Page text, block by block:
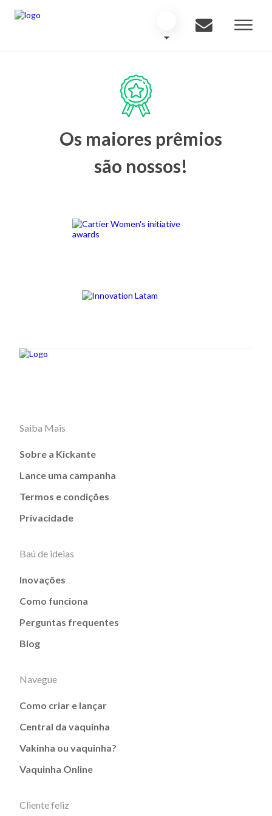
Os maiores prêmios
são nossos!
Saiba Mais
Sobre a Kickante
Lance uma campanha
Termos e condições
Privacidade
Baú de ideias
Inovações
Como funciona
Perguntas frequentes
Blog
Navegue
Como criar e lançar
Central da vaquinha
Vakinha ou vaquinha?
Vaquinha Online
Cliente feliz